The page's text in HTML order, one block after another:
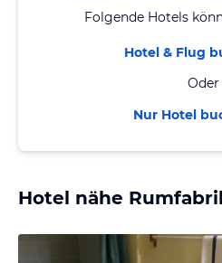
Folgende Hotels
Hotel & Flug
Oder
Nur Hotel
Hotel nähe